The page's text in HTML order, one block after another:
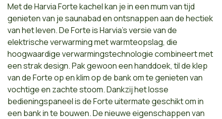
Met de Harvia Forte kachel kan je in een mum van tijd
genieten van je saunabad en ontsnappen aan de hectiek
van het leven. De Forte is Harvia's versie van de
elektrische verwarming met warmteopslag, die
hoogwaardige verwarmingstechnologie combineert met
een strak design. Pak gewoon een handdoek, til de klep
van de Forte op en klim op de bank om te genieten van
vochtige en zachte stoom. Dankzij het losse
bedieningspaneel is de Forte uitermate geschikt om in
een bank in te bouwen. De nieuwe eigenschappen van